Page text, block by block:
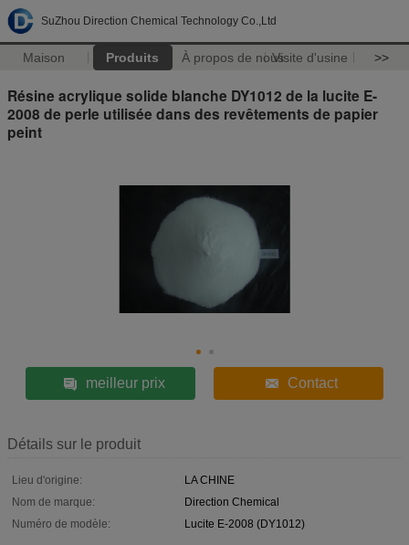
SuZhou Direction Chemical Technology Co.,Ltd
Maison Produits À propos de nousVisite d'usine >>
Résine acrylique solide blanche DY1012 de la lucite E-
2008 de perle utilisée dans des revêtements de papier
peint
meilleur prix Contact
Détails sur le produit
Lieu d'origine:
LA CHINE
Nom de marque:
Direction Chemical
Numéro de modèle:
Lucite E-2008 (DY1012)